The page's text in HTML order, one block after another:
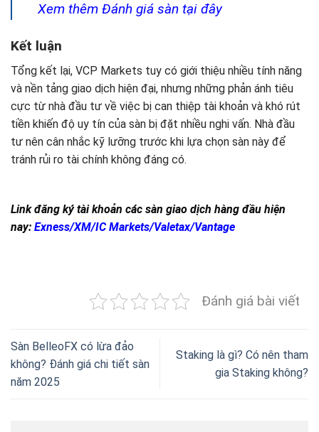
Xem thêm Đánh giá sàn tại đây
Kết luận
Tổng kết lại, VCP Markets tuy có giới thiệu nhiều tính năng
và nền tảng giao dịch hiện đại, nhưng những phản ánh tiêu
cực từ nhà đầu tư về việc bị can thiệp tài khoản và khó rút
tiền khiến độ uy tín của sàn bị đặt nhiều nghi vấn. Nhà đầu
tư nên cân nhắc kỹ lưỡng trước khi lựa chọn sàn này để
tránh rủi ro tài chính không đáng có.
Link đăng ký tài khoản các sàn giao dịch hàng đầu hiện
nay: Exness/XM/IC Markets/Valetax/Vantage
Đánh giá bài viết
Sàn BelleoFX có lừa đảo
không? Đánh giá chi tiết sàn
năm 2025
Staking là gì? Có nên tham
gia Staking không?